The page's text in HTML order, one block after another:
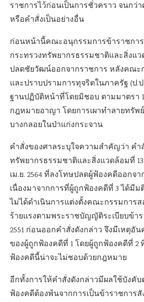
ราชการไว้ก่อนเป็นการชั่วคราว จนกว่
หรือคำสั่งเป็นอย่างอื่น
ก่อนหน้านี้คณะอนุกรรมการข้าราชการ
กระทรวงทรัพยากรธรรมชาติและสิ่งแ
ปลดชัยวัฒน์ออกจากราชการ หลังคณะ
และปราบปรามการทุจริตในภาครัฐ (ป.
ฐานปฏิบัติหน้าที่โดยมิชอบ ตามมาตรา
กฎหมายอาญา โดยการเผาทำลายทรั
บางกลอยในป่าแก่งกระจาน
คำสั่งของศาลระบุใจความสำคัญว่า คำ
ทรัพยากรธรรมชาติและสิ่งแวดล้อมที่
เม.ย. 2564 ที่ลงโทษปลดผู้ฟ้องคดีออกจ
เนื่องมาจากการที่ผู้ถูกฟ้องคดีที่ 3 ได้มี
ไม่ได้ดำเนินการแต่งตั้งคณะกรรมการ
ร้ายแรงตามพระราชบัญญัติระเบียบข้า
2551 ก่อนออกคำสั่งดังกล่าว จึงมีเหตุอั
ของผู้ถูกฟ้องคดีที่ 1 โดยผู้ถูกฟ้องคดีที่ 2
ฟ้องคดีนี้น่าจะไม่ชอบด้วยกฎหมาย
อีกทั้งการให้คำสั่งดังกล่าวมีผลใช้บังคั
ฟ้องคดีต้องพ้นจากการเป็นข้าราชการ